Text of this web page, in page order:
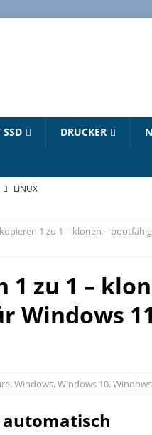
DRUCKER
LINUX
– Fragnesia
LINUX
NEUESTE ARTIKEL
kopieren 1 zu 1 – klonen –
1 zu 1 –
Windows
,Windows,Windows 10,
automatisch